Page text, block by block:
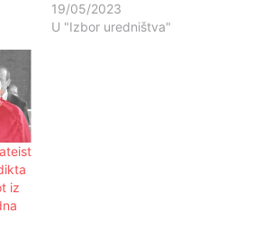
19/05/2023
U "Izbor uredništva"
iz